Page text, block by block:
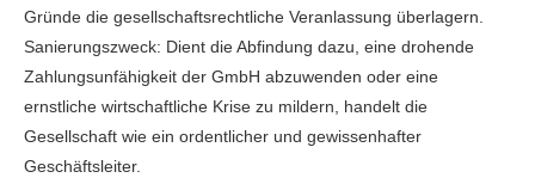
Gründe die gesellschaftsrechtliche Veranlassung überlagern.
Sanierungszweck: Dient die Abfindung dazu, eine drohende
Zahlungsunfähigkeit der GmbH abzuwenden oder eine
ernstliche wirtschaftliche Krise zu mildern, handelt die
Gesellschaft wie ein ordentlicher und gewissenhafter
Geschäftsleiter.